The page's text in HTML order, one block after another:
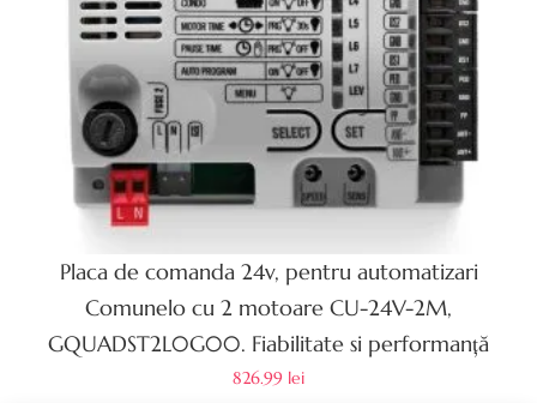
Placa de comanda 24v, pentru automatizari
Comunelo cu 2 motoare CU-24V-2M,
GQUADST2L0G00. Fiabilitate si performanță
826.99 lei